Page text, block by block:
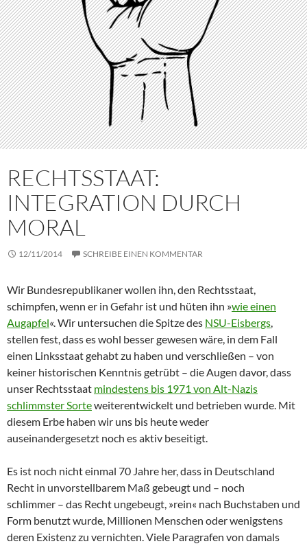
RECHTSSTAAT:
INTEGRATION DURCH
MORAL
12/11/2014 SCHREIBE EINEN KOMMENTAR
Wir Bundesrepublikaner wollen ihn, den Rechtsstaat,
schimpfen, wenn er in Gefahr ist und hüten ihn »wie einen
Augapfel«. Wir untersuchen die Spitze des NSU-Eisbergs,
stellen fest, dass es wohl besser gewesen wäre, in dem Fall
einen Linksstaat gehabt zu haben und verschließen – von
keiner historischen Kenntnis getrübt – die Augen davor, dass
unser Rechtsstaat mindestens bis 1971 von Alt-Nazis
schlimmster Sorteweiterentwickelt und betrieben wurde. Mit
diesem Erbe haben wir uns bis heute weder
auseinandergesetzt noch es aktiv beseitigt.
Es ist noch nicht einmal 70 Jahre her, dass in Deutschland
Recht in unvorstellbarem Maß gebeugt und – noch
schlimmer – das Recht ungebeugt, »rein« nach Buchstaben und
Form benutzt wurde, Millionen Menschen oder wenigstens
deren Existenz zu vernichten. Viele Paragrafen von damals